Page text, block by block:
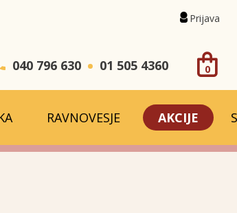
040 796 630 01 505 4360 0
Prijava
RAVNOVESJE AKCIJE